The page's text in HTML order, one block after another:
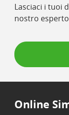
Lasciaci i tuoi
nostro
Online